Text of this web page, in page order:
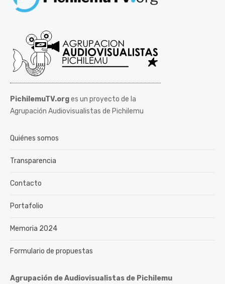
PichilemuTV.orges un proyecto de la
Agrupación Audiovisualistas de Pichilemu
Quiénes somos
Transparencia
Contacto
Portafolio
Memoria 2024
Formulario de propuestas
Agrupación de Audiovisualistas de Pichilemu